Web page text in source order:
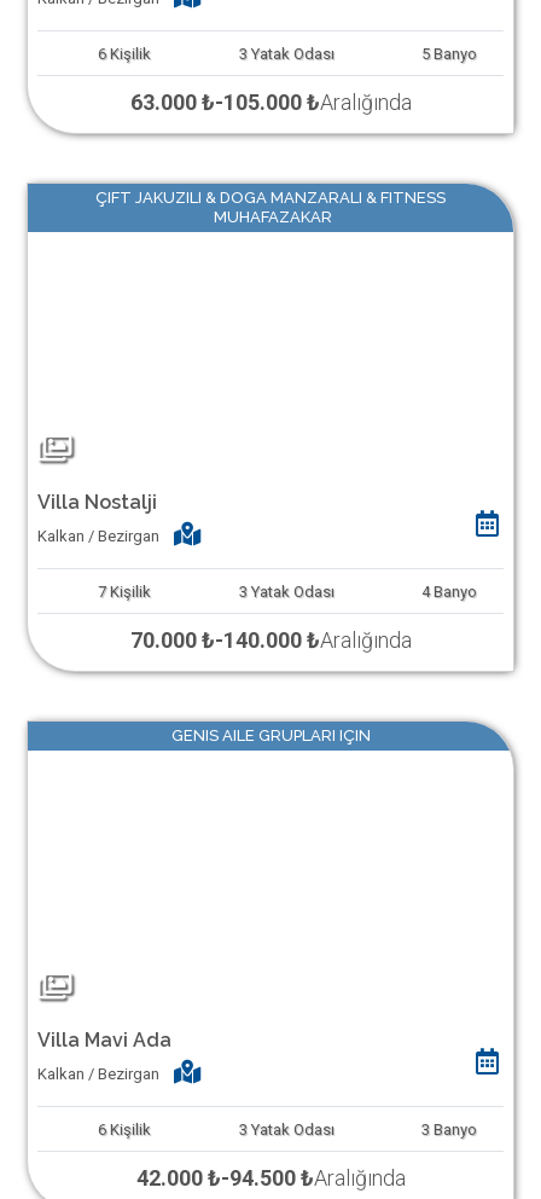
6 Kişilik 3 Yatak Odası 5 Banyo
63.000 ₺-105.000 ₺Aralığında
ÇIFT JAKUZILI & DOGA MANZARALI & FITNESS
MUHAFAZAKAR
Villa Nostalji
Kalkan / Bezirgan
7 Kişilik 3 Yatak Odası 4 Banyo
70.000 ₺-140.000 ₺Aralığında
GENIS AILE GRUPLARI IÇIN
Villa Mavi Ada
Kalkan / Bezirgan
6 Kişilik 3 Yatak Odası 3 Banyo
42.000 ₺-94.500 ₺Aralığında